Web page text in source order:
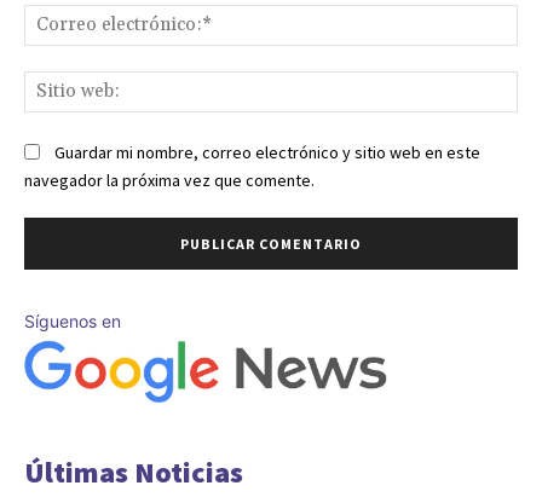
Guardar mi nombre, correo electrónico y sitio web en este
navegador la próxima vez que comente.
Síguenos en
Últimas Noticias